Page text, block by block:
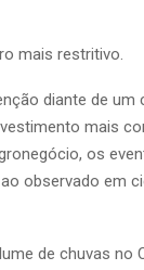
mais restritivo.
diante de um
mais
os
observado em
de chuvas no